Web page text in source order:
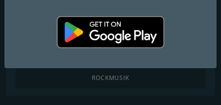
R&B / HIP HOP
ROCKMUSIK